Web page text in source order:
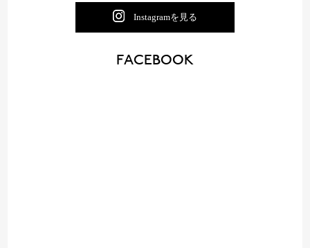
Instagramを見る
FACEBOOK